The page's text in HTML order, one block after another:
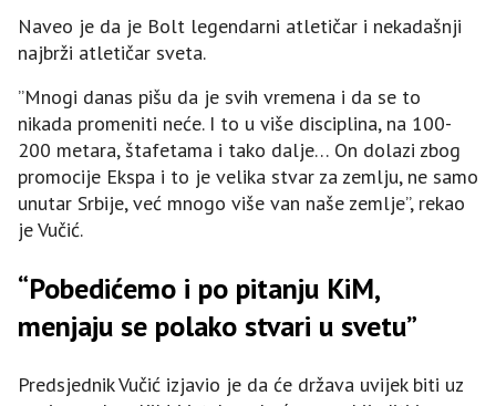
Naveo je da je Bolt legendarni atletičar i nekadašnji
najbrži atletičar sveta.
”Mnogi danas pišu da je svih vremena i da se to
nikada promeniti neće. I to u više disciplina, na 100-
200 metara, štafetama i tako dalje… On dolazi zbog
promocije Ekspa i to je velika stvar za zemlju, ne samo
unutar Srbije, već mnogo više van naše zemlje”, rekao
je Vučić.
“Pobedićemo i po pitanju KiM,
menjaju se polako stvari u svetu”
Predsjednik Vučić izjavio je da će država uvijek biti uz